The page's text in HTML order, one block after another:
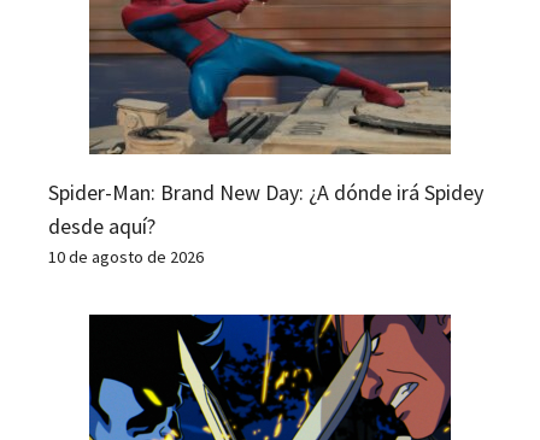
Spider-Man: Brand New Day: ¿A dónde irá Spidey
desde aquí?
10 de agosto de 2026